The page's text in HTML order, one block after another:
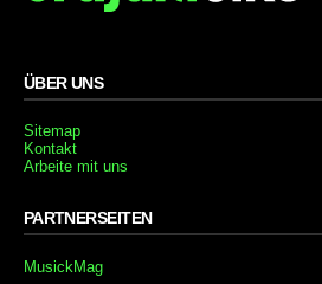
ÜBER UNS
Sitemap
Kontakt
Arbeite mit uns
PARTNERSEITEN
MusickMag